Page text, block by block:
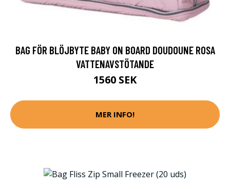
BAG FÖR BLÖJBYTE BABY ON BOARD DOUDOUNE ROSA
VATTENAVSTÖTANDE
1560 SEK
MER INFO!